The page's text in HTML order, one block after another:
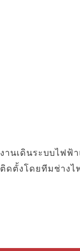
งานเดินระบบไฟฟ้
ติดตั้งโดยทีมช่างไ